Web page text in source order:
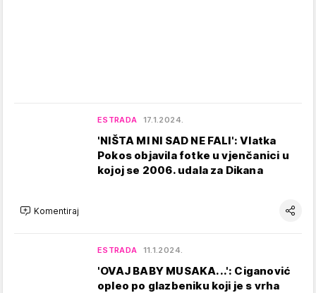
ESTRADA 17.1.2024.
'NIŠTA MI NI SAD NE FALI': Vlatka
Pokos objavila fotke u vjenčanici u
kojoj se 2006. udala za Dikana
Komentiraj
ESTRADA 11.1.2024.
'OVAJ BABY MUSAKA...': Ciganović
opleo po glazbeniku koji je s vrha